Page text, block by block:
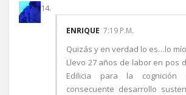
ENRIQUE 7:19 P.M.
Quizás y en verdad lo es…lo
Llevo 27 años de labor en pos
Edilicia para la
consecuente desarrollo